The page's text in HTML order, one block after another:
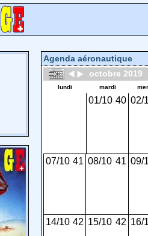
Agenda aéronautique
octobre 2019
lundi mardi
01/10 40 02/
07/10 41 08/10 41 09/
14/10 42 15/10 42 16/